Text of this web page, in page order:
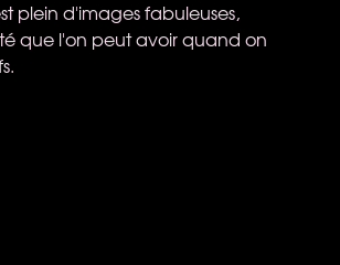
plein d'images fabuleuses,
que l'on peut avoir quand on